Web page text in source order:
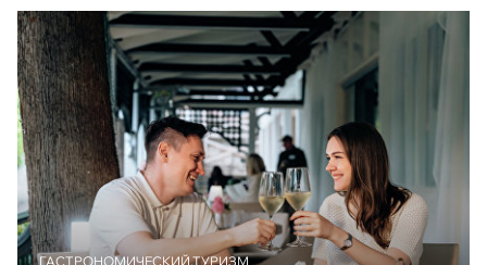
ГАСТРОНОМИЧЕСКИЙ ТУРИЗМ